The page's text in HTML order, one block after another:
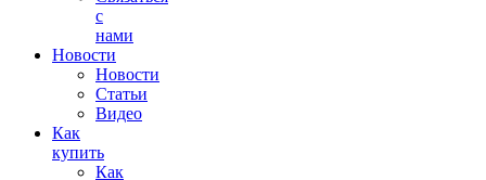
с
нами
Новости
Новости
Статьи
Видео
Как
купить
Как